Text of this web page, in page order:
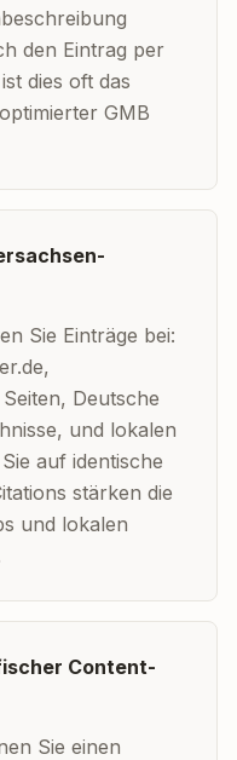
den Eintrag per
dies oft das
GMB
Sie Einträge bei:
Deutsche
und lokalen
auf identische
stärken die
und lokalen
Content-
Sie einen